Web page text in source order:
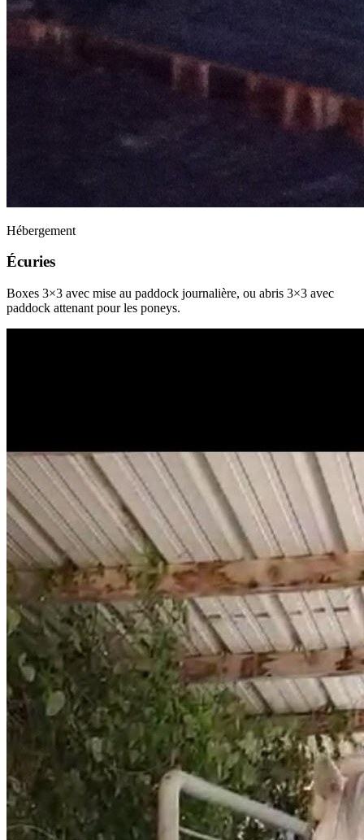
Hébergement
Écuries
Boxes 3×3 avec mise au paddock journalière, ou abris 3×3 avec
paddock attenant pour les poneys.